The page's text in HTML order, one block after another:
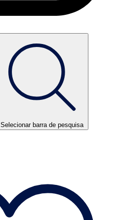
Selecionar barra de pesquisa